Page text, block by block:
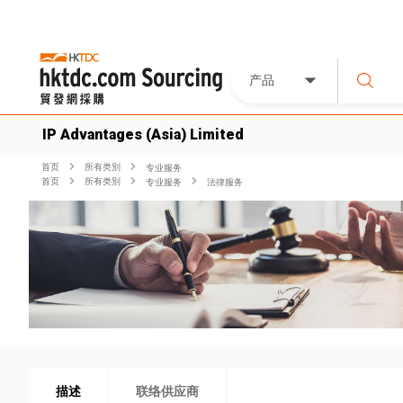
产品
IP Advantages (Asia) Limited
首页 所有类別
专业服务
首页
所有类別 专业服务 法律服务
描述 联络供应商